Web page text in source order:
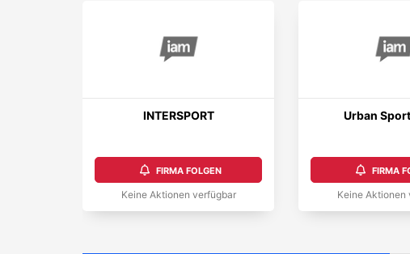
INTERSPORT
FIRMA FOLGEN
Keine Aktionen verfügbar
Urban
FIRMA
Keine Aktionen